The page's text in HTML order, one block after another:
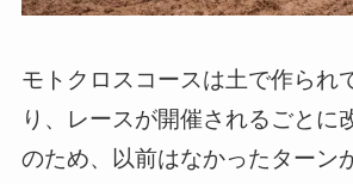
モトクロスコースは土で作られ
り、レースが開催されるごとに
のため、以前はなかったターン